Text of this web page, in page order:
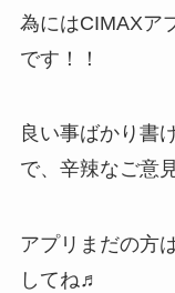
為にはCIMAXア
です！！
良い事ばかり書
で、辛辣なご意
アプリまだの方
してね♬